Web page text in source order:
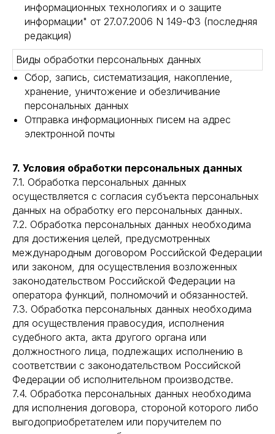
информационных технологиях и о защите
информации" от 27.07.2006 N 149-ФЗ (последняя
редакция)
Виды обработки персональных данных
Сбор, запись, систематизация, накопление,
хранение, уничтожение и обезличивание
персональных данных
Отправка информационных писем на адрес
электронной почты
7. Условия обработки персональных данных
7.1. Обработка персональных данных
осуществляется с согласия субъекта персональных
данных на обработку его персональных данных.
7.2. Обработка персональных данных необходима
для достижения целей, предусмотренных
международным договором Российской Федерации
или законом, для осуществления возложенных
законодательством Российской Федерации на
оператора функций, полномочий и обязанностей.
7.3. Обработка персональных данных необходима
для осуществления правосудия, исполнения
судебного акта, акта другого органа или
должностного лица, подлежащих исполнению в
соответствии с законодательством Российской
Федерации об исполнительном производстве.
7.4. Обработка персональных данных необходима
для исполнения договора, стороной которого либо
выгодоприобретателем или поручителем по